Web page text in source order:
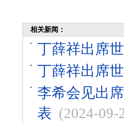
相关新闻：
丁薛祥出席
丁薛祥出席
李希会见出
表 (2024-09-